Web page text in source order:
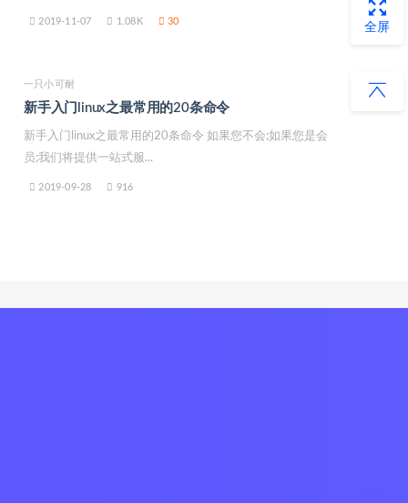
2019-11-07 1.08K 30
一只小可耐
新手入门linux之最常用的20条命令
新手入门linux之最常用的20条命令 如果您不会;如果您是会
员;我们将提供一站式服...
2019-09-28 916
全屏